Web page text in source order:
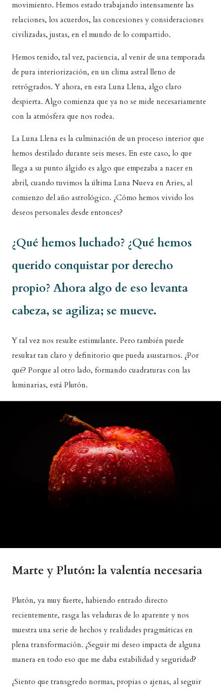
movimiento. Hemos estado trabajando intensamente las
relaciones, los acuerdos, las concesiones y consideraciones
civilizadas, justas, en el mundo de lo compartido.
Hemos tenido, tal vez, paciencia, al venir de una temporada
de pura interiorización, en un clima astral lleno de
retrógrados. Y ahora, en esta Luna Llena, algo claro
despierta. Algo comienza que ya no se mide necesariamente
con la atmósfera que nos rodea.
La Luna Llena es la culminación de un proceso interior que
hemos destilado durante seis meses. En este caso, lo que
llega a su punto álgido es algo que empezaba a nacer en
abril, cuando tuvimos la última Luna Nueva en Aries, al
comienzo del año astrológico. ¿Cómo hemos vivido los
deseos personales desde entonces?
¿Qué hemos luchado? ¿Qué hemos
querido conquistar por derecho
propio? Ahora algo de eso levanta
cabeza, se agiliza; se mueve.
Y tal vez nos resulte estimulante. Pero también puede
resultar tan claro y definitorio que pueda asustarnos. ¿Por
qué? Porque al otro lado, formando cuadraturas con las
luminarias, está Plutón.
Marte y Plutón: la valentía necesaria
Plutón, ya muy fuerte, habiendo entrado directo
recientemente, rasga las veladuras de lo aparente y nos
muestra una serie de hechos y realidades pragmáticas en
plena transformación. ¿Seguir mi deseo impacta de alguna
manera en todo eso que me daba estabilidad y seguridad?
¿Siento que transgredo normas, propias o ajenas, al seguir